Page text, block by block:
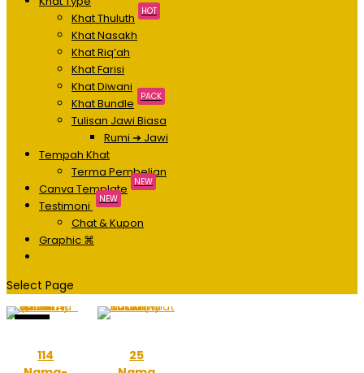
Khat Thuluth HOT
Khat Nasakh
Khat Riq’ah
Khat Farisi
Khat Diwani
Khat Bundle PACK
Tulisan Jawi Biasa
Rumi ➔ Jawi
Tempah Khat
Terma Pembelian
Canva Template NEW
Testimoni NEW
Chat & Kupon
Graphic ⌘
Select Page
114
25